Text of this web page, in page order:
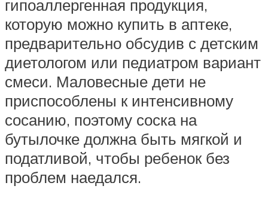
гипоаллергенная продукция,
которую можно купить в аптеке,
предварительно обсудив с детским
диетологом или педиатром вариант
смеси. Маловесные дети не
приспособлены к интенсивному
сосанию, поэтому соска на
бутылочке должна быть мягкой и
податливой, чтобы ребенок без
проблем наедался.